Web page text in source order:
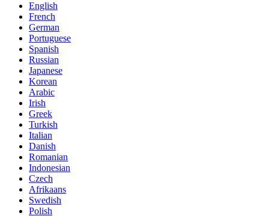
English
French
German
Portuguese
Spanish
Russian
Japanese
Korean
Arabic
Irish
Greek
Turkish
Italian
Danish
Romanian
Indonesian
Czech
Afrikaans
Swedish
Polish